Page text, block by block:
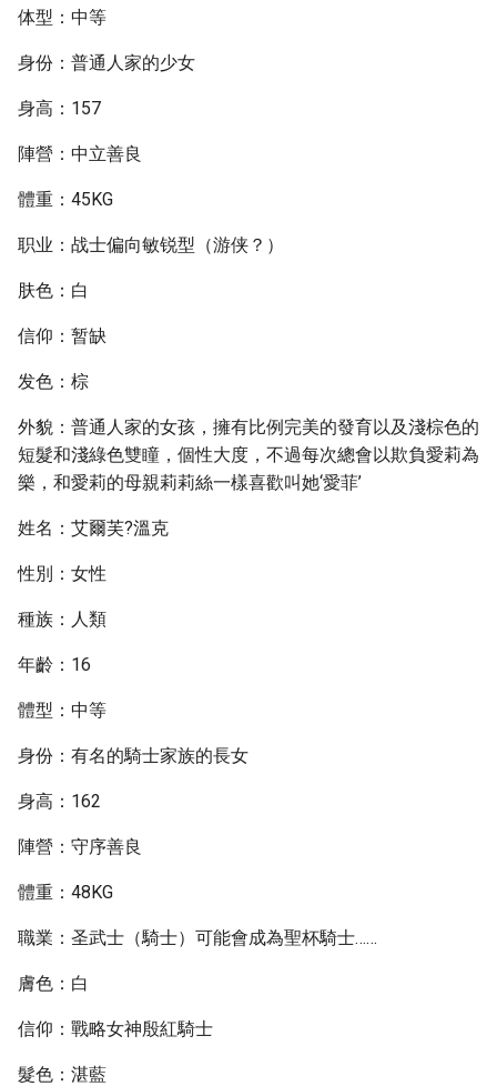
体型：中等
身份：普通人家的少女
身高：157
陣營：中立善良
體重：45KG
职业：战士偏向敏锐型（游侠？）
肤色：白
信仰：暂缺
发色：棕
外貌：普通人家的女孩，擁有比例完美的發育以及淺棕色的
短髮和淺綠色雙瞳，個性大度，不過每次總會以欺負愛莉為
樂，和愛莉的母親莉莉絲一樣喜歡叫她‘愛菲’
姓名：艾爾芙?溫克
性別：女性
種族：人類
年齡：16
體型：中等
身份：有名的騎士家族的長女
身高：162
陣營：守序善良
體重：48KG
職業：圣武士（騎士）可能會成為聖杯騎士……
膚色：白
信仰：戰略女神殷紅騎士
髮色：湛藍